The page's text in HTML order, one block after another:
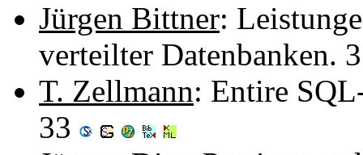
Jürgen Bittner:
verteilter Datenbanken.
T. Zellmann: Entire
33